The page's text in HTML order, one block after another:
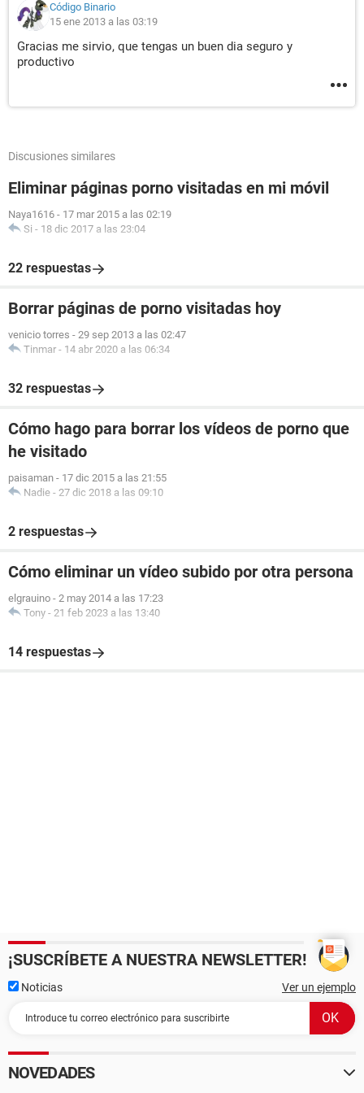
Código Binario
15 ene 2013 a las 03:19
Gracias me sirvio, que tengas un buen dia seguro y
productivo
Discusiones similares
Eliminar páginas porno visitadas en mi móvil
Naya1616 - 17 mar 2015 a las 02:19
Si - 18 dic 2017 a las 23:04
22 respuestas
Borrar páginas de porno visitadas hoy
venicio torres - 29 sep 2013 a las 02:47
Tinmar - 14 abr 2020 a las 06:34
32 respuestas
Cómo hago para borrar los vídeos de porno que
he visitado
paisaman - 17 dic 2015 a las 21:55
Nadie - 27 dic 2018 a las 09:10
2 respuestas
Cómo eliminar un vídeo subido por otra persona
elgrauino - 2 may 2014 a las 17:23
Tony - 21 feb 2023 a las 13:40
14 respuestas
¡SUSCRÍBETE A NUESTRA NEWSLETTER!
Noticias Ver un ejemplo
NOVEDADES